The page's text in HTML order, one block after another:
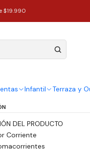
Infantil Terraza y
$19.990
5
DEL PRODUCTO
Corriente